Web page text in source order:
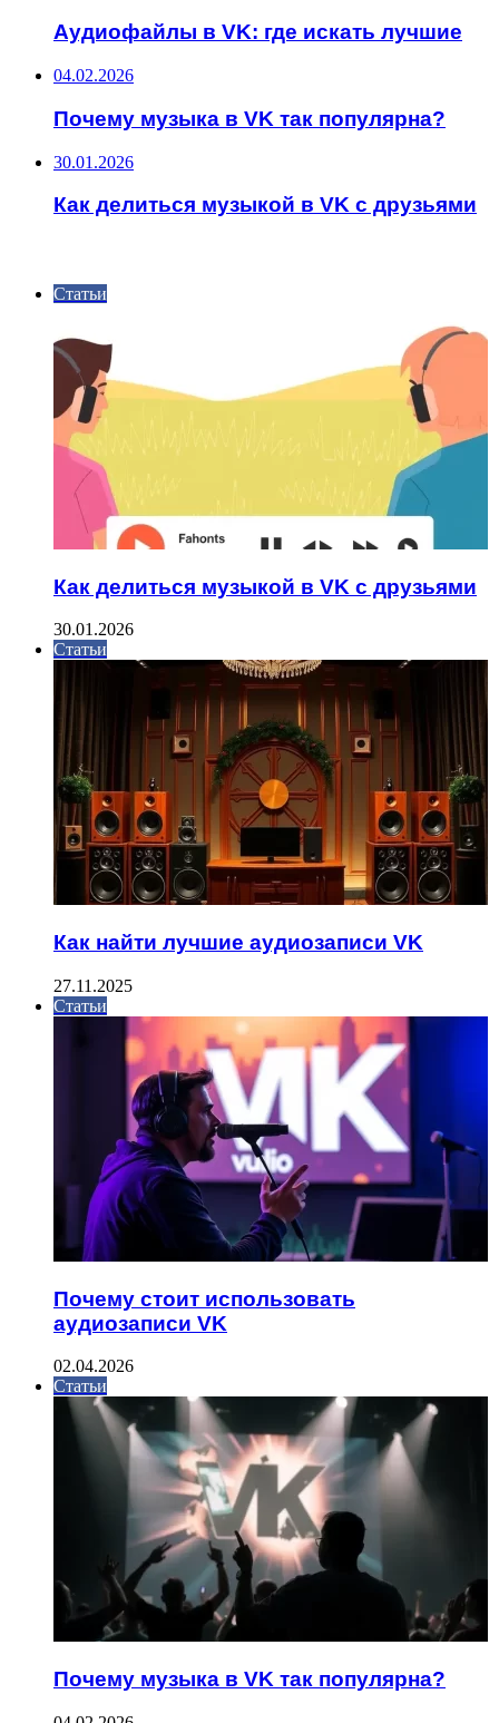
Аудиофайлы в VK: где искать лучшие
04.02.2026
Почему музыка в VK так популярна?
30.01.2026
Как делиться музыкой в VK с друзьями
Статьи
Как делиться музыкой в VK с друзьями
30.01.2026
Статьи
Как найти лучшие аудиозаписи VK
27.11.2025
Статьи
Почему стоит использовать
аудиозаписи VK
02.04.2026
Статьи
Почему музыка в VK так популярна?